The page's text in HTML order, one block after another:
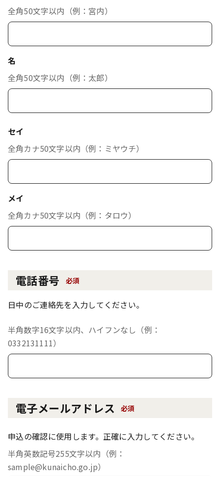
全角50文字以内（例：宮内）
名
全角50文字以内（例：太郎）
セイ
全角カナ50文字以内（例：ミヤウチ）
メイ
全角カナ50文字以内（例：タロウ）
電話番号 必須
日中のご連絡先を入力してください。
半角数字16文字以内、ハイフンなし（例：
0332131111）
電子メールアドレス 必須
申込の確認に使用します。正確に入力してください。
半角英数記号255文字以内（例：
sample@kunaicho.go.jp）